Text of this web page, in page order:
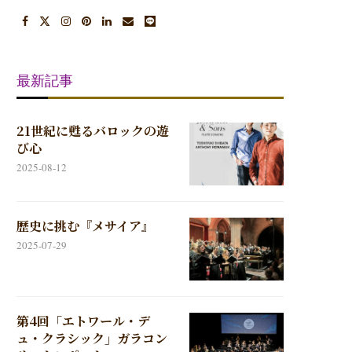
最新記事
21世紀に甦るバロックの遊
び心
2025-08-12
歴史に挑む『メサイア』
2025-07-29
第4回「エトワール・デ
ュ・クラシック」ガラコン